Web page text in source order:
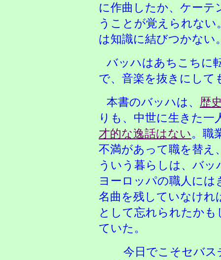
に作曲したか、ケーテ
うことが覚えられな
は知識に結びつかない
バッハはあちこちに
で、音楽を抜きにして
本書のバッハは、 歴
りも、中世に生きた一
才的な逸話はない。職
不満があって職を替え
ういう暮らしは、バ
ヨーロッパの職人に
名曲を残していなけれ
として忘れられたか
ていた。
今日でこそセバス